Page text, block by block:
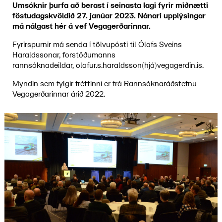
Umsóknir þurfa að berast í seinasta lagi fyrir miðnætti
föstudagskvöldið 27. janúar 2023. Nánari upplýsingar
má nálgast hér á vef Vegagerðarinnar.
Fyrirspurnir má senda í tölvupósti til Ólafs Sveins
Haraldssonar, forstöðumanns
rannsóknadeildar, olafur.s.haraldsson(hjá)vegagerdin.is.
Myndin sem fylgir fréttinni er frá Rannsóknaráðstefnu
Vegagerðarinnar árið 2022.